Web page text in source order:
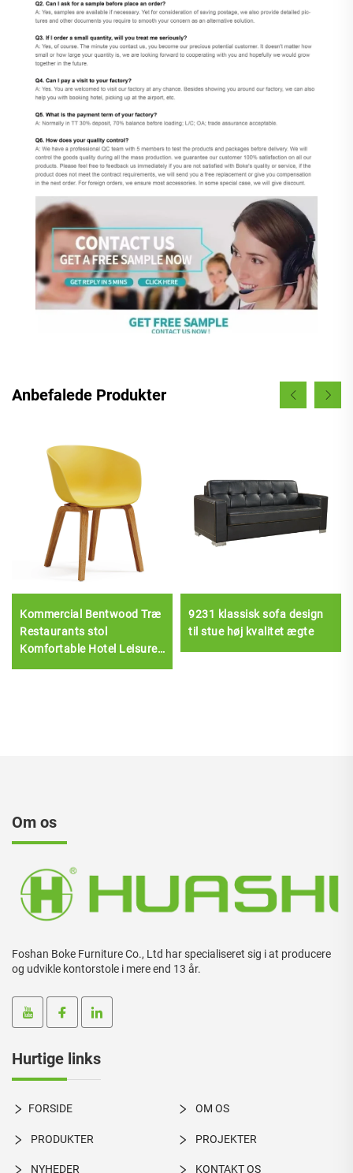
Anbefalede Produkter
Kommercial Bentwood Træ
Restaurants stol
Komfortable Hotel Leisure
9231 klassisk sofa design
til stue høj kvalitet ægte
Om os
Foshan Boke Furniture Co., Ltd har specialiseret sig i at producere
og udvikle kontorstole i mere end 13 år.
Hurtige links
FORSIDE OM OS
PRODUKTER PROJEKTER
NYHEDER KONTAKT OS